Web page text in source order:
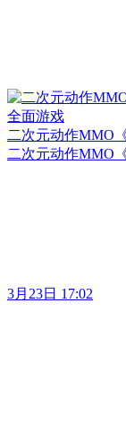
二次元动作MMO
二次元动作MMO
3月23日 17:02